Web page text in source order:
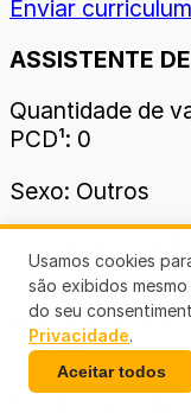
Enviar curriculum
ASSISTENTE
Quantidade de
PCD¹: 0
Sexo: Outros
Observações:
emprego e que
sociais.
Enviar curriculum
Usamos cookies
são exibidos
do seu
Privacidade.
Aceitar todos